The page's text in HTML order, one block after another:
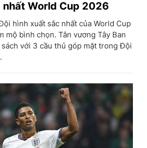
nhất World Cup 2026
hình xuất sắc nhất của World Cup
mộ bình chọn. Tân vương Tây Ban
sách với 3 cầu thủ góp mặt trong Đội